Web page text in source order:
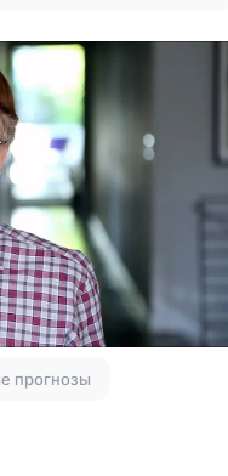
прогнозы